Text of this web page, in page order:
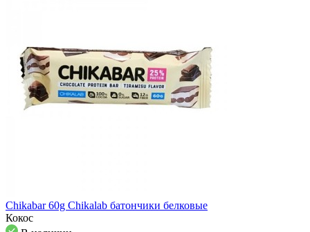
Chikabar 60g Chikalab батончики белковые
Кокос